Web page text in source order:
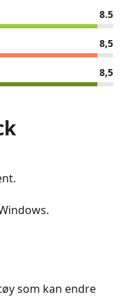
8.5
8,5
8,5
som kan endre